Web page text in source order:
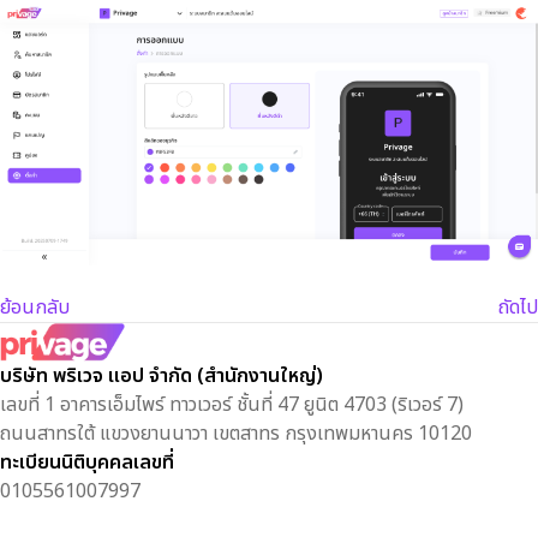
ย้อนกลับ ถัดไป
บริษัท พริเวจ แอป จำกัด (สำนักงานใหญ่)
เลขที่ 1 อาคารเอ็มไพร์ ทาวเวอร์ ชั้นที่ 47 ยูนิต 4703 (ริเวอร์ 7)
ถนนสาทรใต้ แขวงยานนาวา เขตสาทร กรุงเทพมหานคร 10120
ทะเบียนนิติบุคคลเลขที่
0105561007997